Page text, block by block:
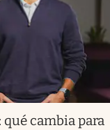
qué cambia para